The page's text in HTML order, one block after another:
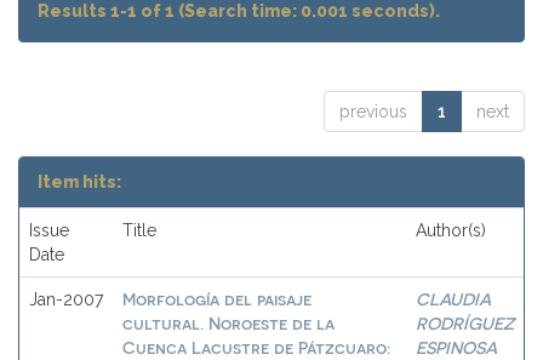
Results 1-1 of 1 (Search time: 0.001 seconds).
previous 1 next
Item hits:
Issue
Date
Title Author(s)
Jan-2007
Morfología del paisaje
cultural. Noroeste de la
Cuenca Lacustre de Pátzcuaro:
CLAUDIA
RODRÍGUEZ
ESPINOSA